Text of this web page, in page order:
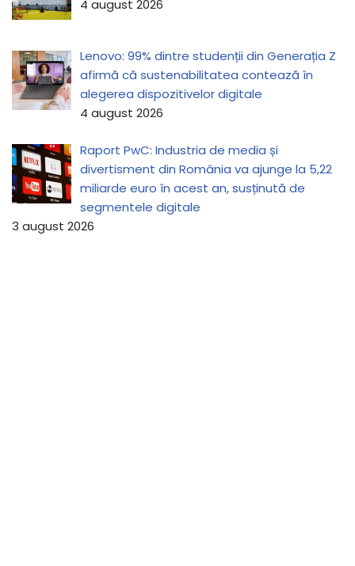
4 august 2026
Lenovo: 99% dintre studenții din Generația Z
afirmă că sustenabilitatea contează în
alegerea dispozitivelor digitale
4 august 2026
Raport PwC: Industria de media și
divertisment din România va ajunge la 5,22
miliarde euro în acest an, susținută de
segmentele digitale
3 august 2026